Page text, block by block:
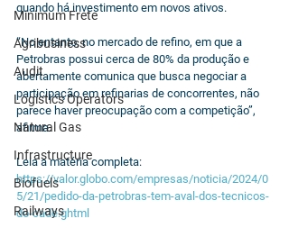
Minimum Frete
Agribusiness
Audit
Logistics Operators
Natural Gas
Infrastructure
Biofuels
Railways
quando há investimento em novos ativos.
“No entanto, no mercado de refino, em que a
Petrobras possui cerca de 80% da produção e
abertamente comunica que busca negociar a
participação em refinarias de concorrentes, não
parece haver preocupação com a competição”,
afirma.
Leia a matéria completa:
https://valor.globo.com/empresas/noticia/2024/0
5/21/pedido-da-petrobras-tem-aval-dos-tecnicos-
do-cade.ghtml